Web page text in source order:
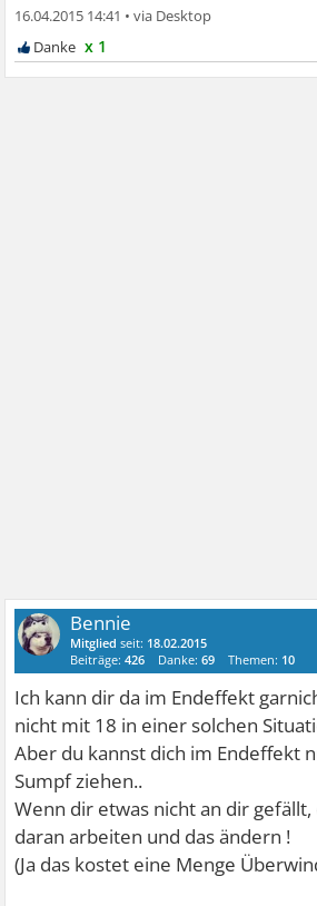
16.04.2015 14:41 •
x 1
Bennie
Mitglied seit: 18.02.2015
Beiträge:426 Danke:69 Themen: 10
Ich kann dir da im Endeffekt
nicht mit 18 in einer solchen
Aber du kannst dich im Endeffekt
Sumpf ziehen..
Wenn dir etwas nicht an dir
daran arbeiten und das ändern !
(Ja das kostet eine Menge